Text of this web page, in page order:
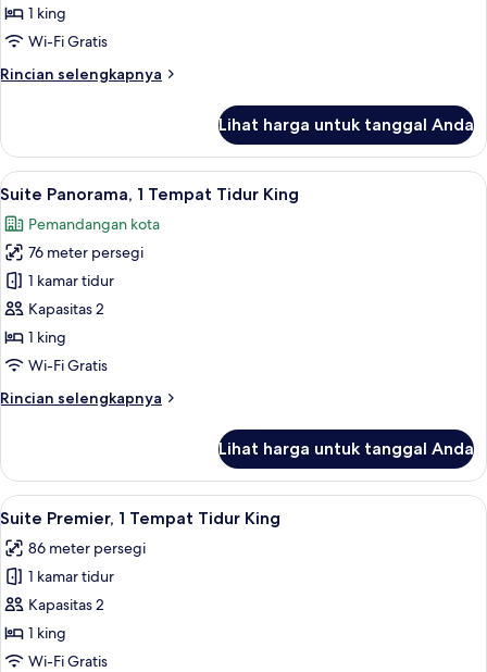
1 king
Wi-Fi Gratis
Rincian selengkapnya
Rincian
Suite
Eksekutif
Lihat harga untuk tanggal Anda
Lihat
semua
foto
untuk
Suite
Panorama,
1
Tempat
King
Seprai premium, selimut bulu angsa,
4
Suite Panorama, 1 Tempat Tidur King
Pemandangan kota
76 meter persegi
1 kamar tidur
Kapasitas 2
1 king
Wi-Fi Gratis
Rincian selengkapnya
Rincian
Suite
Panorama,
1
Tidur
King
Lihat harga untuk tanggal Anda
Lihat
semua
foto
untuk
Suite
Premier,
1
Suite Premier, 1 Tempat Tidur King |
5
Suite Premier, 1 Tempat Tidur King
86 meter persegi
1 kamar tidur
Kapasitas 2
1 king
Wi-Fi Gratis